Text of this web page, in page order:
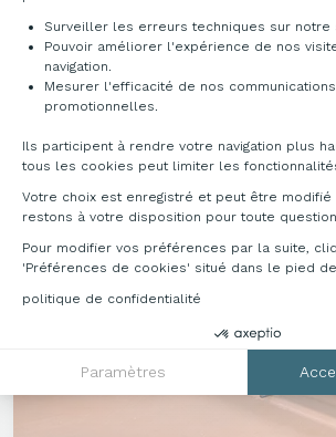
Surveiller les erreurs techniques sur notre
Pouvoir améliorer l'expérience de nos
navigation.
Mesurer l'efficacité de nos
promotionnelles.
Ils participent à rendre votre navigation plus
tous les cookies peut limiter les
Votre choix est enregistré et peut être modifié
restons à votre disposition pour toute
Pour modifier vos préférences par la suite,
'Préférences de cookies' situé dans le pied
politique de confidentialité
Paramètres
Axeptio consent